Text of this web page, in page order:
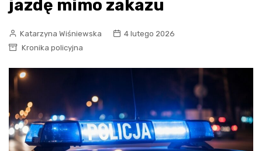
jazdę mimo zakazu
Katarzyna Wiśniewska
4 lutego 2026
Kronika policyjna